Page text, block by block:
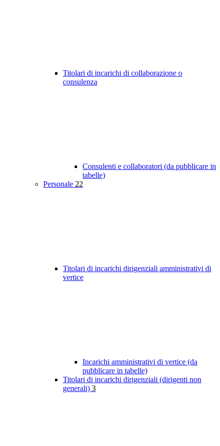
Titolari di incarichi di collaborazione o
consulenza
Consulenti e collaboratori (da pubblicare in
tabelle)
Personale 22
Titolari di incarichi dirigenziali amministrativi di
vertice
Incarichi amministrativi di vertice (da
pubblicare in tabelle)
Titolari di incarichi dirigenziali (dirigenti non
generali) 3